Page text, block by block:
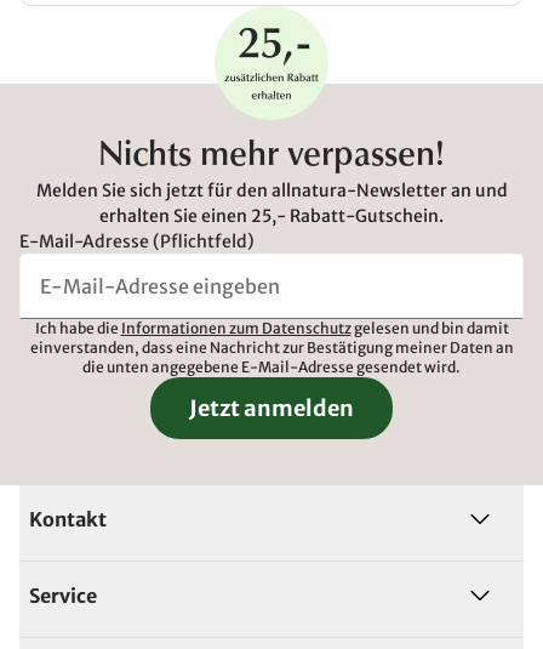
Nichts mehr verpassen!
Melden Sie sich jetzt für den allnatura-Newsletter an und
erhalten Sie einen 25,- Rabatt-Gutschein.
E-Mail-Adresse (Pflichtfeld)
Ich habe die Informationen zum Datenschutzgelesen und bin damit
einverstanden, dass eine Nachricht zur Bestätigung meiner Daten an
die unten angegebene E-Mail-Adresse gesendet wird.
Jetzt anmelden
Kontakt
Service